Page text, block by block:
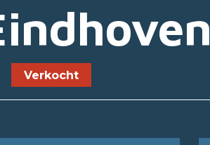
Verkocht